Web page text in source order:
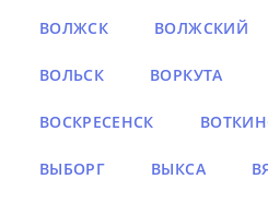
ВОЛЖСК ВОЛЖСКИЙ
ВОЛЬСК ВОРКУТА
ВОСКРЕСЕНСК
ВЫБОРГ ВЫКСА